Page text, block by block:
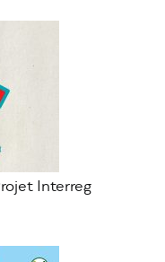
Interreg